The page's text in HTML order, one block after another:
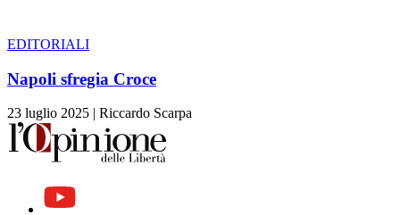
EDITORIALI
Napoli sfregia Croce
23 luglio 2025 | Riccardo Scarpa